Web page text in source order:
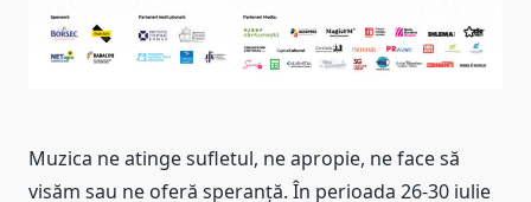
Muzica ne atinge sufletul, ne apropie, ne face să
visăm sau ne oferă speranță. În perioada 26-30 iulie